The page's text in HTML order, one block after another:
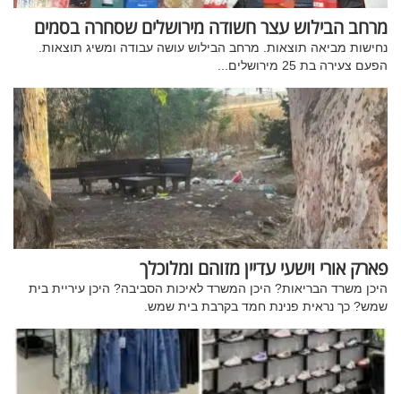
מרחב הבילוש עצר חשודה מירושלים שסחרה בסמים
נחישות מביאה תוצאות. מרחב הבילוש עושה עבודה ומשיג תוצאות.
הפעם צעירה בת 25 מירושלים...
פארק אורי וישעי עדיין מזוהם ומלוכלך
היכן משרד הבריאות? היכן המשרד לאיכות הסביבה? היכן עיריית בית
שמש? כך נראית פנינת חמד בקרבת בית שמש.